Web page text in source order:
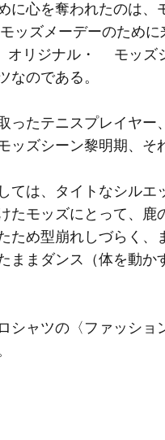
心を奪われたのは、
ッズメーデーのため
オリジナル・ モッズ
なのである。
たテニスプレイヤー
ッズシーン黎明期、
は、タイトなシルエ
たモッズにとって、
ため型崩れしづらく
ままダンス（体を動
ャツの〈ファッショ